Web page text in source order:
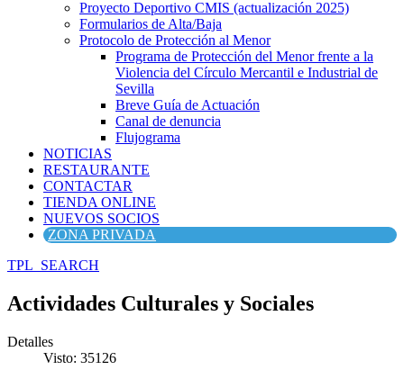
Proyecto Deportivo CMIS (actualización 2025)
Formularios de Alta/Baja
Protocolo de Protección al Menor
Programa de Protección del Menor frente a la
Violencia del Círculo Mercantil e Industrial de
Sevilla
Breve Guía de Actuación
Canal de denuncia
Flujograma
NOTICIAS
RESTAURANTE
CONTACTAR
TIENDA ONLINE
NUEVOS SOCIOS
ZONA PRIVADA
TPL_SEARCH
Actividades Culturales y Sociales
Detalles
Visto: 35126